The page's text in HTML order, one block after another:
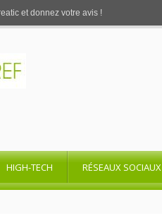
et donnez votre avis !
HIGH-TECH RÉSEAUX SOCIAUX